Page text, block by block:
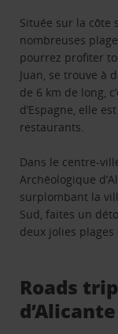
Située sur la côte
nombreuses
pourrez profiter
Juan, se trouve à
de 6 km de long,
d’Espagne, elle
restaurants.
Dans le centre-
Archéologique
surplombant la
Sud, faites un
deux jolies plages
Roads
d’Alicante